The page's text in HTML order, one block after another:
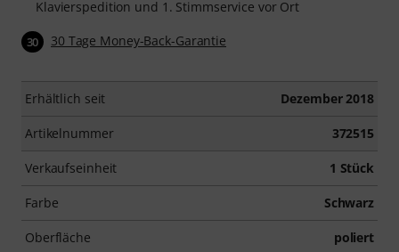
Klavierspedition und 1. Stimmservice vor Ort
30 30 Tage Money-Back-Garantie
Erhältlich seit Dezember 2018
Artikelnummer 372515
Verkaufseinheit 1 Stück
Farbe Schwarz
Oberfläche poliert